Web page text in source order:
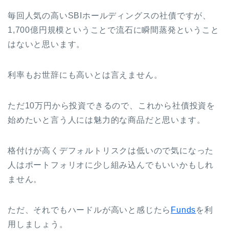
毎回人気の高いSBIホールディングスの社債ですが、
1,700億円規模ということで流石に瞬間蒸発ということ
はないと思います。
利率もお世辞にも高いとは言えません。
ただ10万円から投資できるので、これから社債投資を
始めたいと言う人には魅力的な商品だと思います。
格付けが高くデフォルトリスクは低いので気になった
人はポートフォリオに少し組み込んでもいいかもしれ
ません。
ただ、それでもハードルが高いと感じたら Fundsを利
用しましょう。